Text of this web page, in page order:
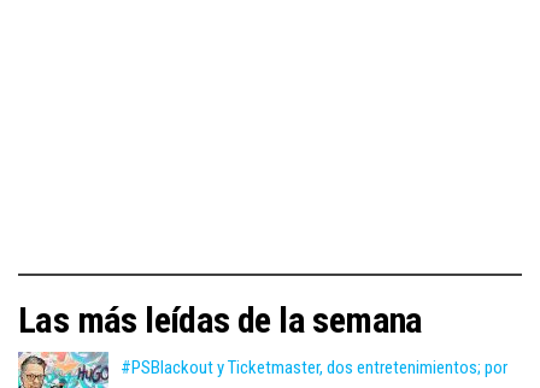
Las más leídas de la semana
#PSBlackout y Ticketmaster, dos entretenimientos; por